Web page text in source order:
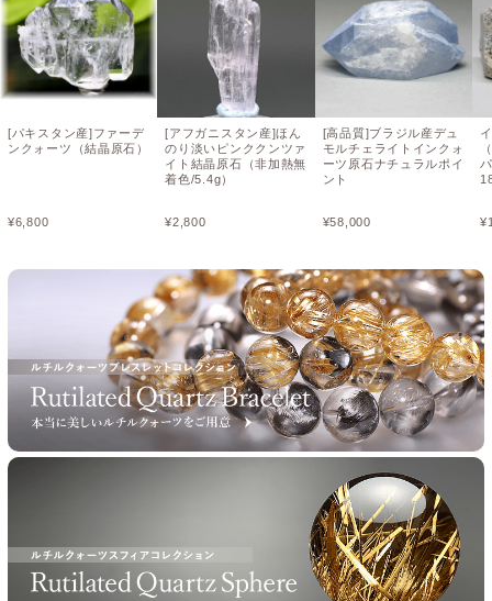
[パキスタン産]ファーデ
ンクォーツ（結晶原石）
¥6,800
[アフガニスタン産]ほん
のり淡いピンククンツァ
イト結晶原石（非加熱無
着色/5.4g）
¥2,800
[高品質]ブラジル産デュ
モルチェライトインクォ
ーツ原石ナチュラルポイ
ント
¥58,000 ¥